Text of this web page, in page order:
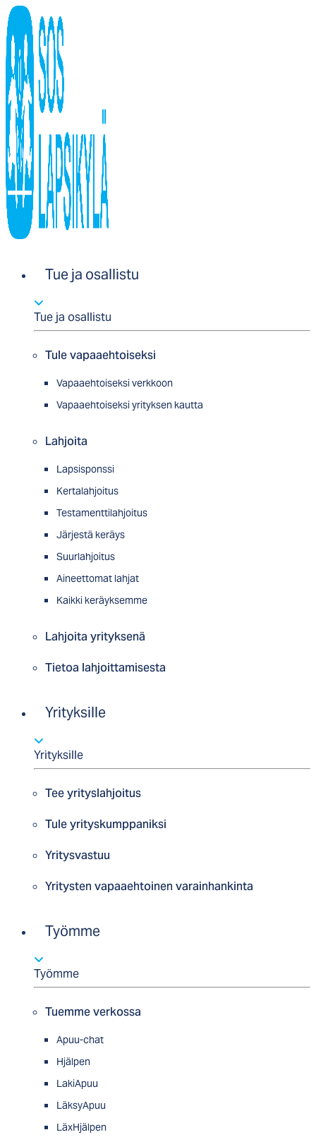
Tue ja osallistu
Tue ja osallistu
Tule vapaaehtoiseksi
Vapaaehtoiseksi verkkoon
Vapaaehtoiseksi yrityksen kautta
Lahjoita
Lapsisponssi
Kertalahjoitus
Testamenttilahjoitus
Järjestä keräys
Suurlahjoitus
Aineettomat lahjat
Kaikki keräyksemme
Lahjoita yrityksenä
Tietoa lahjoittamisesta
Yrityksille
Yrityksille
Tee yrityslahjoitus
Tule yrityskumppaniksi
Yritysvastuu
Yritysten vapaaehtoinen varainhankinta
Työmme
Työmme
Tuemme verkossa
Apuu-chat
Hjälpen
LakiApuu
LäksyApuu
LäxHjälpen